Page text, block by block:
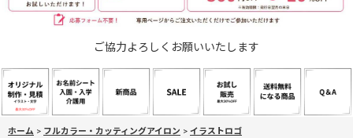
ご協力よろしくお願いいたします
ホーム > フルカラー・カッティングアイロン > イラストロゴ